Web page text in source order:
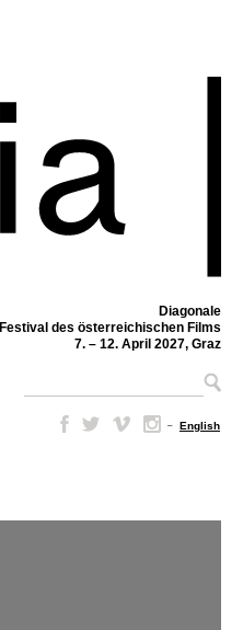
Diagonale
Festival des österreichischen Films
7. – 12. April 2027, Graz
– English